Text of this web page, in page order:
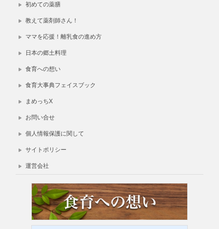
初めての薬膳
教えて薬剤師さん！
ママを応援！離乳食の進め方
日本の郷土料理
食育への想い
食育大事典フェイスブック
まめっちX
お問い合せ
個人情報保護に関して
サイトポリシー
運営会社